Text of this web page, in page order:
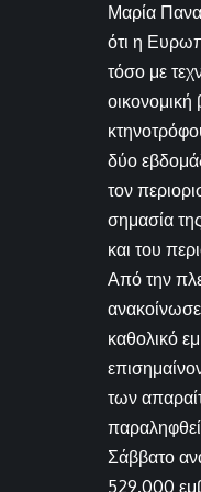
Μαρία
ότι η
τόσο με
δύο
τον
σημασία
και του
Από την
καθολικό
των
Σάββατο
529.000